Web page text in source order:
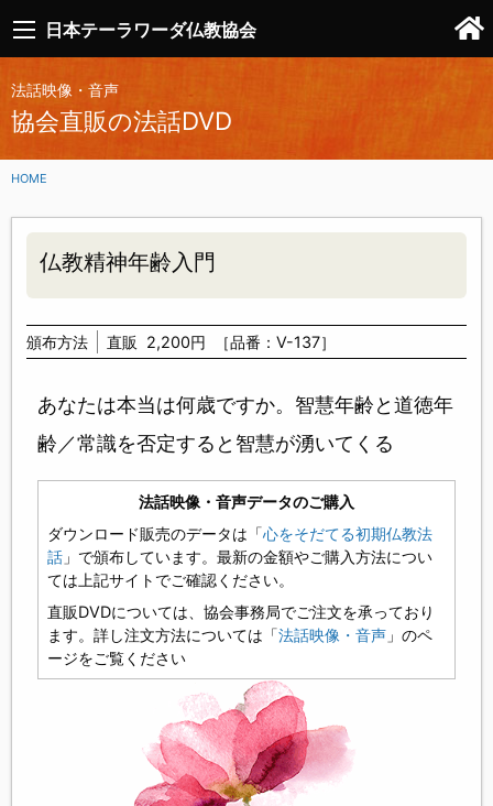
日本テーラワーダ仏教協会
法話映像・音声
協会直販の法話DVD
HOME
仏教精神年齢入門
頒布方法 直販 2,200円 ［品番：V-137］
あなたは本当は何歳ですか。智慧年齢と道徳年
齢／常識を否定すると智慧が湧いてくる
法話映像・音声データのご購入
ダウンロード販売のデータは「心をそだてる初期仏教法
話」で頒布しています。最新の金額やご購入方法につい
ては上記サイトでご確認ください。
直販DVDについては、協会事務局でご注文を承っており
ます。詳し注文方法については「法話映像・音声」のペ
ージをご覧ください